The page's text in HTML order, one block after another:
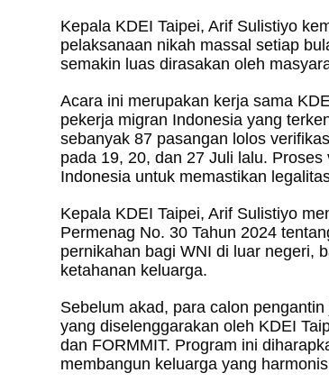
Kepala KDEI Taipei, Arif Sulistiyo
pelaksanaan nikah massal setiap
semakin luas dirasakan oleh
Acara ini merupakan kerja sama
pekerja migran Indonesia yang
sebanyak 87 pasangan lolos
pada 19, 20, dan 27 Juli lalu.
Indonesia untuk memastikan
Kepala KDEI Taipei, Arif Sulistiyo
Permenag No. 30 Tahun 2024
pernikahan bagi WNI di luar negeri,
ketahanan keluarga.
Sebelum akad, para calon
yang diselenggarakan oleh KDEI
dan FORMMIT. Program ini
membangun keluarga yang